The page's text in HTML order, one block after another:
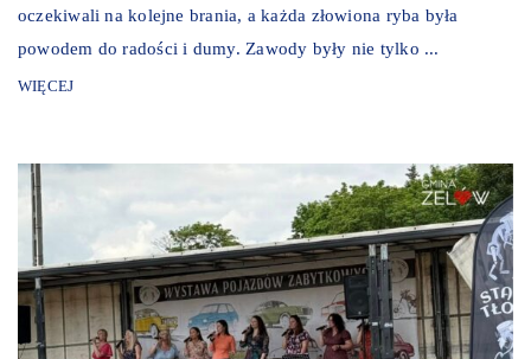
oczekiwali na kolejne brania, a każda złowiona ryba była
powodem do radości i dumy. Zawody były nie tylko ...
WIĘCEJ